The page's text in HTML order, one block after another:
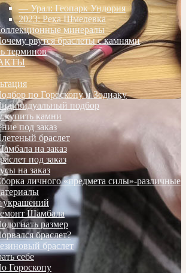
— Урал: Геопарк Ундория
2023: Река Шмелевка
минералы
рвутся браслеты с камнями
терминов
по Гороскопу и Зодиаку
подбор
купить камни
под заказ
браслет
на заказ
под заказ
на заказ
личного «предмета силы»-различные
украшений
Шамбала
размер
браслет?
браслет
себе
Гороскопу